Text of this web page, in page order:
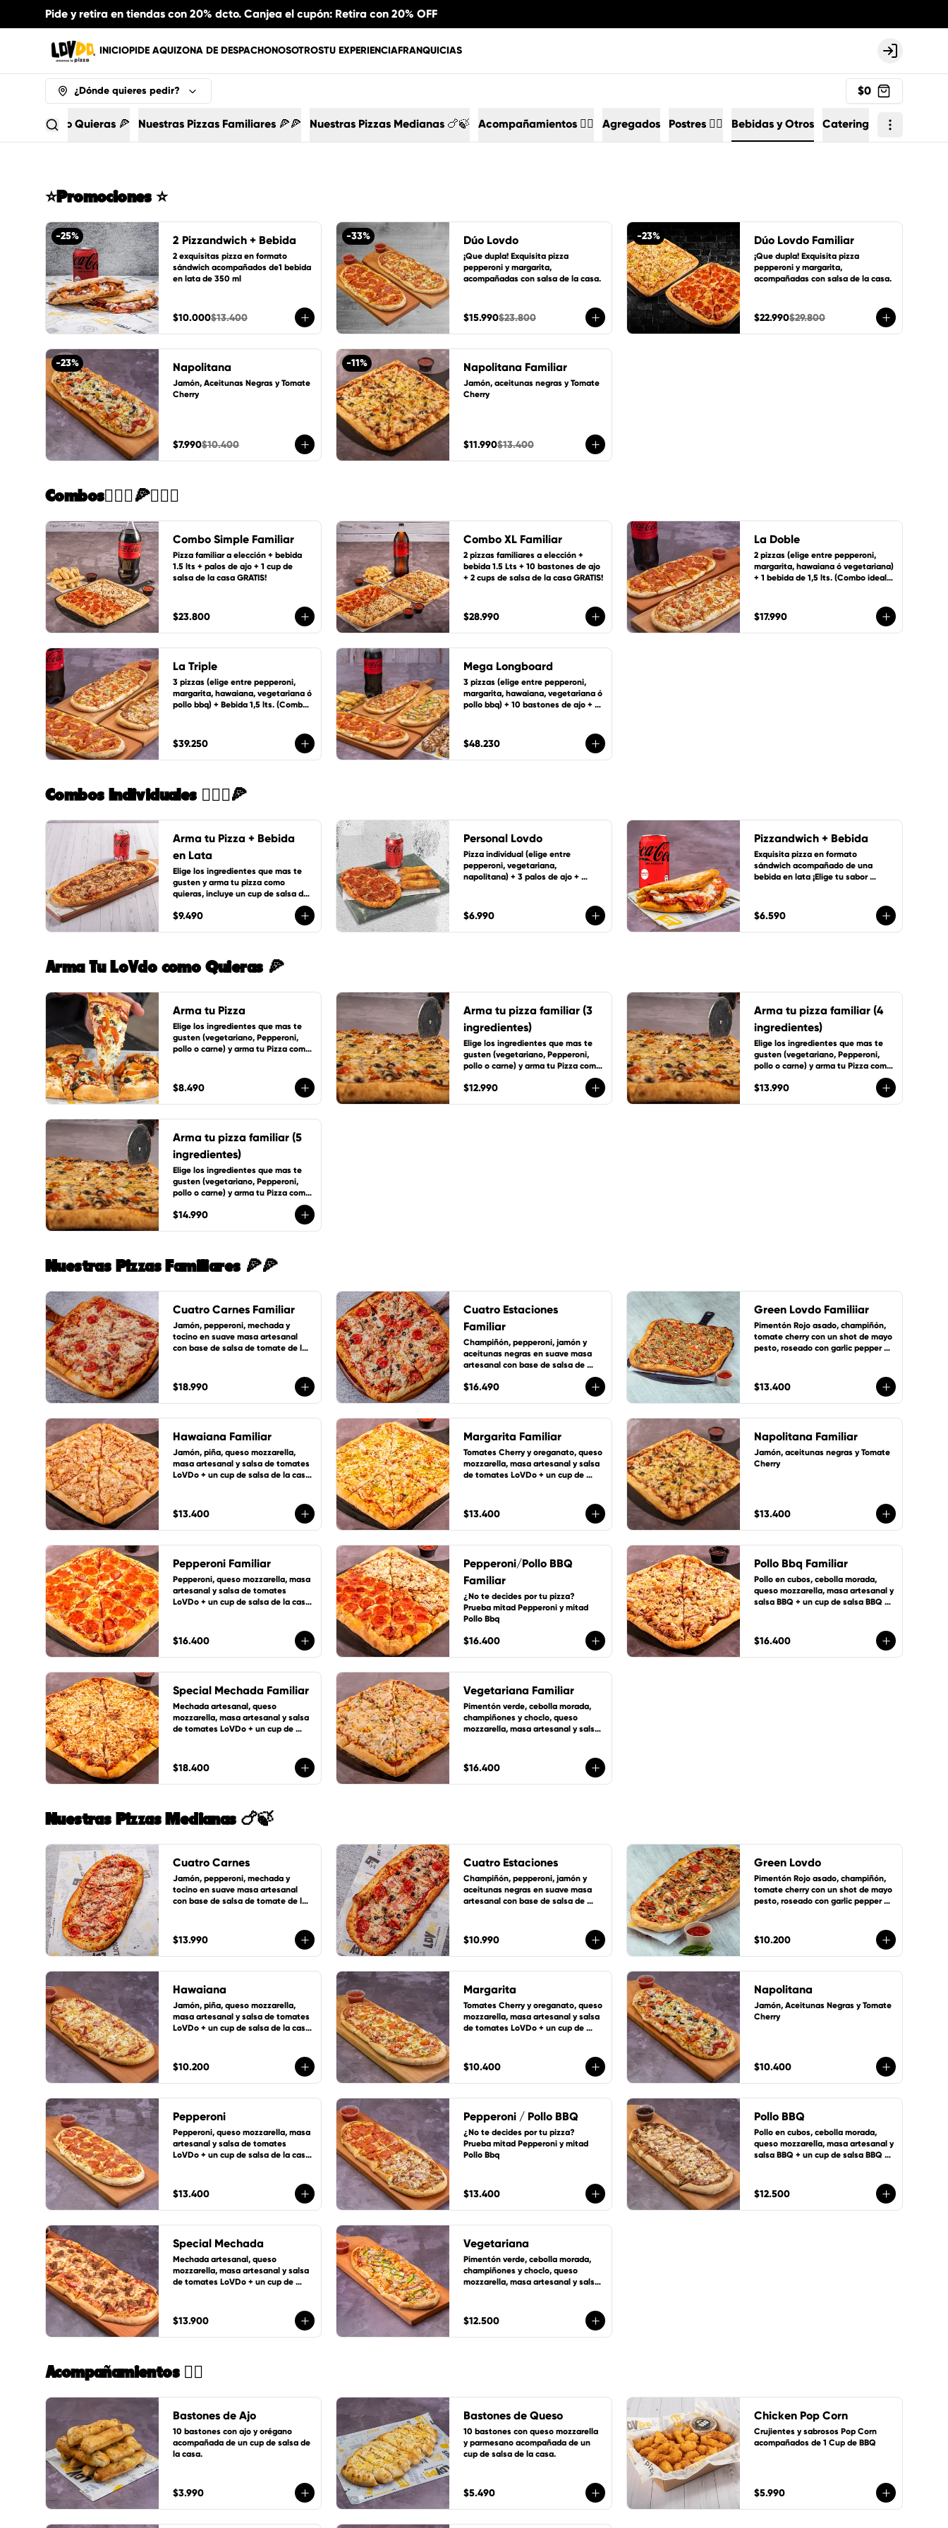
Pide y retira en tiendas con 20% dcto. Canjea el cupón: Retira con 20% OFF
INICIOPIDE AQUIZONA DE DESPACHONOSOTROSTU EXPERIENCIAFRANQUICIAS Login
¿Dónde quieres pedir? $0
LoVdo como Quieras 🍕 Nuestras Pizzas Familiares 🍕🍕 Nuestras Pizzas Medianas 🍗🍃 Acompañamientos 🏄🏻 Agregados Postres 🏄🏻 Bebidas y Otros Catering
⭐Promociones ⭐
-25% 2 Pizzandwich + Bebida
2 exquisitas pizza en formato
sándwich acompañados de1 bebida
en lata de 350 ml
$10.000$13.400
-33% Dúo Lovdo
¡Que dupla! Exquisita pizza
pepperoni y margarita,
acompañadas con salsa de la casa.
$15.990$23.800
-23% Dúo Lovdo Familiar
¡Que dupla! Exquisita pizza
pepperoni y margarita,
acompañadas con salsa de la casa.
$22.990$29.800
-23% Napolitana
Jamón, Aceitunas Negras y Tomate
Cherry
$7.990$10.400
-11% Napolitana Familiar
Jamón, aceitunas negras y Tomate
Cherry
$11.990$13.400
Combos🙋🏻‍♀️🍕🙋🏻‍♂️
Combo Simple Familiar
Pizza familiar a elección + bebida
1.5 lts + palos de ajo + 1 cup de
salsa de la casa GRATIS!
$23.800
Combo XL Familiar
2 pizzas familiares a elección +
bebida 1.5 Lts + 10 bastones de ajo
+ 2 cups de salsa de la casa GRATIS!
$28.990
La Doble
2 pizzas (elige entre pepperoni,
margarita, hawaiana ó vegetariana)
+ 1 bebida de 1,5 lts. (Combo ideal
$17.990
La Triple
3 pizzas (elige entre pepperoni,
margarita, hawaiana, vegetariana ó
pollo bbq) + Bebida 1,5 lts. (Combo
$39.250
Mega Longboard
3 pizzas (elige entre pepperoni,
margarita, hawaiana, vegetariana ó
pollo bbq) + 10 bastones de ajo + 8
$48.230
Combos Individuales 🙋🏻‍♀️🍕
Arma tu Pizza + Bebida
en Lata
Elige los ingredientes que mas te
gusten y arma tu pizza como
quieras, incluye un cup de salsa de
$9.490
Personal Lovdo
Pizza individual (elige entre
pepperoni, vegetariana,
napolitana) + 3 palos de ajo +
$6.990
Pizzandwich + Bebida
Exquisita pizza en formato
sándwich acompañado de una
bebida en lata ¡Elige tu sabor
$6.590
Arma Tu LoVdo como Quieras 🍕
Arma tu Pizza
Elige los ingredientes que mas te
gusten (vegetariano, Pepperoni,
pollo o carne) y arma tu Pizza como
$8.490
Arma tu pizza familiar (3
ingredientes)
Elige los ingredientes que mas te
gusten (vegetariano, Pepperoni,
pollo o carne) y arma tu Pizza como
tu quieras, incluye 1 cup de salsa de
la casa
$12.990
Arma tu pizza familiar (4
ingredientes)
Elige los ingredientes que mas te
gusten (vegetariano, Pepperoni,
pollo o carne) y arma tu Pizza como
tu quieras, incluye 1 cup de salsa de
la casa
$13.990
Arma tu pizza familiar (5
ingredientes)
Elige los ingredientes que mas te
gusten (vegetariano, Pepperoni,
pollo o carne) y arma tu Pizza como
tu quieras, incluye 1 cup de salsa de
la casa
$14.990
Nuestras Pizzas Familiares 🍕🍕
Cuatro Carnes Familiar
Jamón, pepperoni, mechada y
tocino en suave masa artesanal
con base de salsa de tomate de la
$18.990
Cuatro Estaciones
Familiar
Champiñón, pepperoni, jamón y
aceitunas negras en suave masa
artesanal con base de salsa de
mozzarella y 1 cup de salsa de la
$16.490
Green Lovdo Familiiar
Pimentón Rojo asado, champiñón,
tomate cherry con un shot de mayo
pesto, roseado con garlic pepper en
mozzarella y 1 cup de salsa de la
casa gratis!
$13.400
Hawaiana Familiar
Jamón, piña, queso mozzarella,
masa artesanal y salsa de tomates
LoVDo + un cup de salsa de la casa
$13.400
Margarita Familiar
Tomates Cherry y oreganato, queso
mozzarella, masa artesanal y salsa
de tomates LoVDo + un cup de
$13.400
Napolitana Familiar
Jamón, aceitunas negras y Tomate
Cherry
$13.400
Pepperoni Familiar
Pepperoni, queso mozzarella, masa
artesanal y salsa de tomates
LoVDo + un cup de salsa de la casa
$16.400
Pepperoni/Pollo BBQ
Familiar
¿No te decides por tu pizza?
Prueba mitad Pepperoni y mitad
Pollo Bbq
$16.400
Pollo Bbq Familiar
Pollo en cubos, cebolla morada,
queso mozzarella, masa artesanal y
salsa BBQ + un cup de salsa BBQ
$16.400
Special Mechada Familiar
Mechada artesanal, queso
mozzarella, masa artesanal y salsa
de tomates LoVDo + un cup de
$18.400
Vegetariana Familiar
Pimentón verde, cebolla morada,
champiñones y choclo, queso
mozzarella, masa artesanal y salsa
$16.400
Nuestras Pizzas Medianas 🍗🍃
Cuatro Carnes
Jamón, pepperoni, mechada y
tocino en suave masa artesanal
con base de salsa de tomate de la
$13.990
Cuatro Estaciones
Champiñón, pepperoni, jamón y
aceitunas negras en suave masa
artesanal con base de salsa de
casa gratis!
$10.990
Green Lovdo
Pimentón Rojo asado, champiñón,
tomate cherry con un shot de mayo
pesto, roseado con garlic pepper en
mozzarella y 1 cup de salsa de la
casa gratis!
$10.200
Hawaiana
Jamón, piña, queso mozzarella,
masa artesanal y salsa de tomates
LoVDo + un cup de salsa de la casa
$10.200
Margarita
Tomates Cherry y oreganato, queso
mozzarella, masa artesanal y salsa
de tomates LoVDo + un cup de
$10.400
Napolitana
Jamón, Aceitunas Negras y Tomate
Cherry
$10.400
Pepperoni
Pepperoni, queso mozzarella, masa
artesanal y salsa de tomates
LoVDo + un cup de salsa de la casa
$13.400
Pepperoni / Pollo BBQ
¿No te decides por tu pizza?
Prueba mitad Pepperoni y mitad
Pollo Bbq
$13.400
Pollo BBQ
Pollo en cubos, cebolla morada,
queso mozzarella, masa artesanal y
salsa BBQ + un cup de salsa BBQ
$12.500
Special Mechada
Mechada artesanal, queso
mozzarella, masa artesanal y salsa
de tomates LoVDo + un cup de
$13.900
Vegetariana
Pimentón verde, cebolla morada,
champiñones y choclo, queso
mozzarella, masa artesanal y salsa
$12.500
Acompañamientos 🏄🏻
Bastones de Ajo
10 bastones con ajo y orégano
acompañada de un cup de salsa de
la casa.
$3.990
Bastones de Queso
10 bastones con queso mozzarella
y parmesano acompañada de un
cup de salsa de la casa.
$5.490
Chicken Pop Corn
Crujientes y sabrosos Pop Corn
acompañados de 1 Cup de BBQ
$5.990